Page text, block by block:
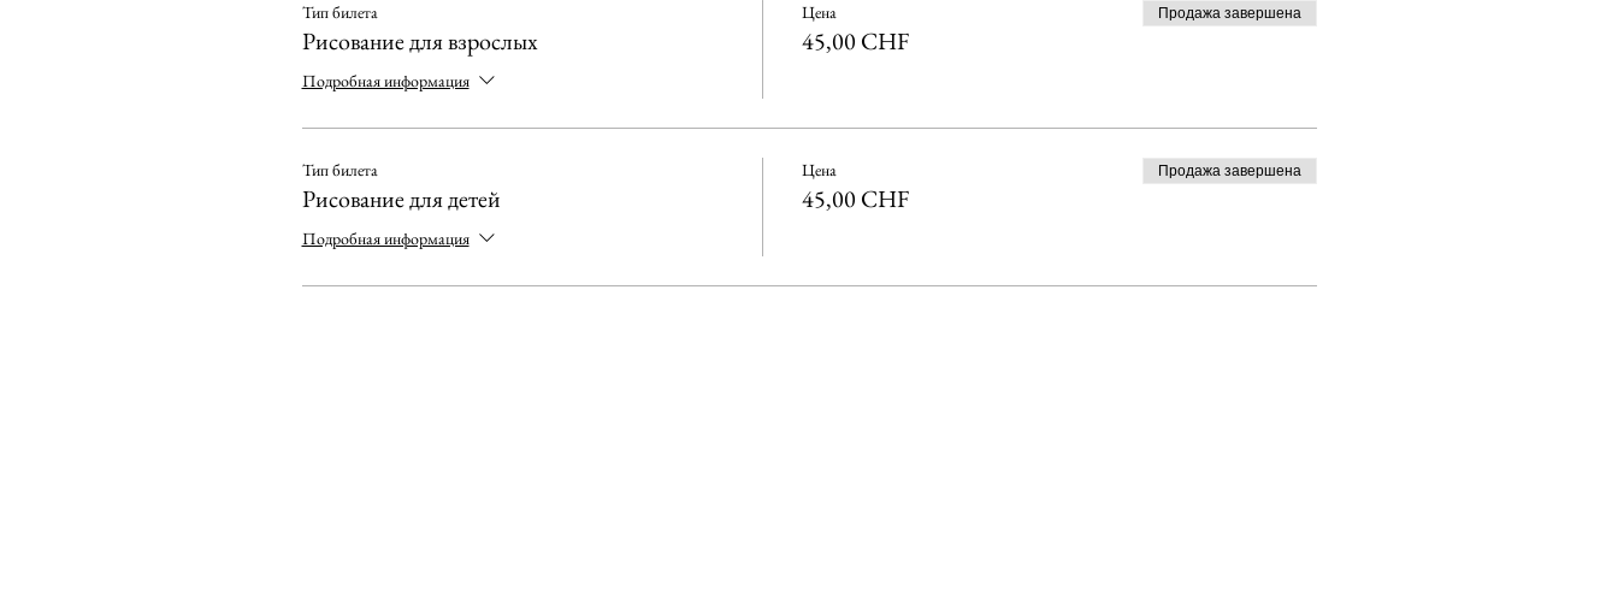
Тип билета
Рисование для взрослых
Подробная информация
Цена
45,00 CHF
Продажа завершена
Тип билета
Рисование для детей
Подробная информация
Цена
45,00 CHF
Продажа завершена